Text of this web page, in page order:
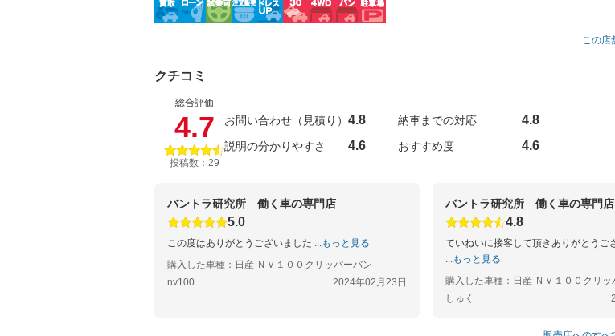
この店
クチコミ
総合評価
4.7
投稿数：29
お問い合わせ（見積り） 4.8 納車までの対応 4.8
説明の分かりやすさ 4.6 おすすめ度 4.6
バントラ研究所 働く車の専門店
5.0
この度はありがとうございました ...もっと見る
購入した車種：日産 ＮＶ１００クリッパーバン
nv100
2024年02月23日
バントラ研究所 働く車の専門店
4.8
ていねいに接客して頂きありがとうご
...もっと見る
購入した車種：日産 ＮＶ１００クリッ
しゅく